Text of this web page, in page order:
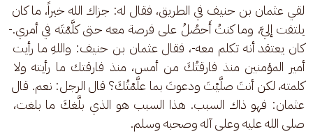
لقي عثمان بن حنيف في الطريق، فقال له: جزاك الله خيراً، ما كان
يلتفت إليَّ، وما كنتُ أَحصُلُ على فرصة معه حتى كلَّمْتَه في أمري.-
كان يعتقد أنه تكلم معه-، فقال عثمان بن حنيف: واللهِ ما رأيت
أمير المؤمنين منذ فارقتُكَ من أمس، منذ فارقتك ما رأيته ولا
كلمته، لكن أنتَ صلَّيْتَ ودعوتَ بما علَّمْتُكَ؟ قال الرجل: نعم. قال
عثمان: فهو ذاك السبب. هذا السبب هو الذي بلَّغكَ ما بلغت،
صلى الله عليه وعلى آله وصحبه وسلم.